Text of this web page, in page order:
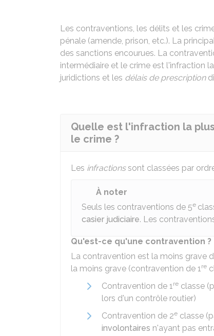
Les contraventions, les délits et les
pénale (amende, prison, etc.). La
des sanctions encourues. La
intermédiaire et le crime est l'infraction
juridictions et les délais de prescription
Quelle est l'infraction la
le crime ?
Les infractionssont classées par
À noter
Seuls les contraventions de 5e
casier judiciaire. Les
Qu'est-ce qu'une contravention ?
La contravention est la moins grave
la moins grave (contravention de 1re
Contravention de 1re classe
lors d'un contrôle routier)
Contravention de 2e classe
involontaires n'ayant pas